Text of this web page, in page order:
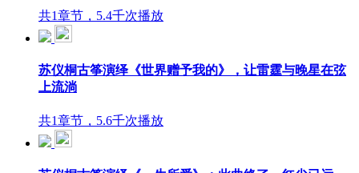
共1章节，5.4千次播放
苏仪桐古筝演绎《世界赠予我的》，让雷霆与晚星在弦
上流淌
共1章节，5.6千次播放